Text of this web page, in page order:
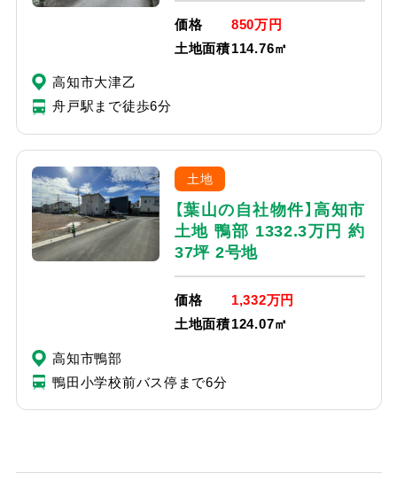
価格
850万円
土地面積114.76㎡
高知市大津乙
舟戸駅まで徒歩6分
土地
【葉山の自社物件】高知市
土地 鴨部 1332.3万円 約
37坪 2号地
価格
1,332万円
土地面積124.07㎡
高知市鴨部
鴨田小学校前バス停まで6分